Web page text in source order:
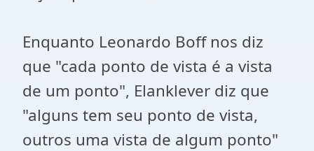
Enquanto Leonardo Boff nos diz
que "cada ponto de vista é a vista
de um ponto", Elanklever diz que
"alguns tem seu ponto de vista,
outros uma vista de algum ponto"